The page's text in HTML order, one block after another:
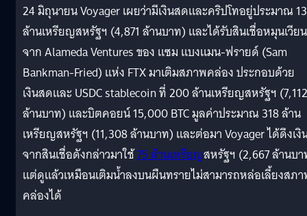
24 มิถุนายน Voyager เผยว่ามีเงินสดและคริปโทอยู่ประมาณ
ล้านเหรียญสหรัฐฯ (4,871 ล้านบาท) และได้รับสินเชื่อหมุนเวียน
จาก Alameda Ventures ของ แซม แบงแมน-ฟรายด์ (Sam
Bankman-Fried) แห่ง FTX มาเติมสภาพคล่อง ประกอบด้วย
เงินสดและ USDC stablecoin ที่ 200 ล้านเหรียญสหรัฐฯ (7,112
ล้านบาท) และบิตคอยน์ 15,000 BTC มูลค่าประมาณ 318 ล้าน
เหรียญสหรัฐฯ (11,308 ล้านบาท) และต่อมา Voyager ได้ดึงเงิ
จากสินเชื่อดังกล่าวมาใช้75 ล้านเหรียญสหรัฐฯ (2,667 ล้านบ
แต่ดูแล้วเหมือนเติมน้ำลงบนผืนทรายไม่สามารถหล่อเลี้ยงสภ
คล่องได้